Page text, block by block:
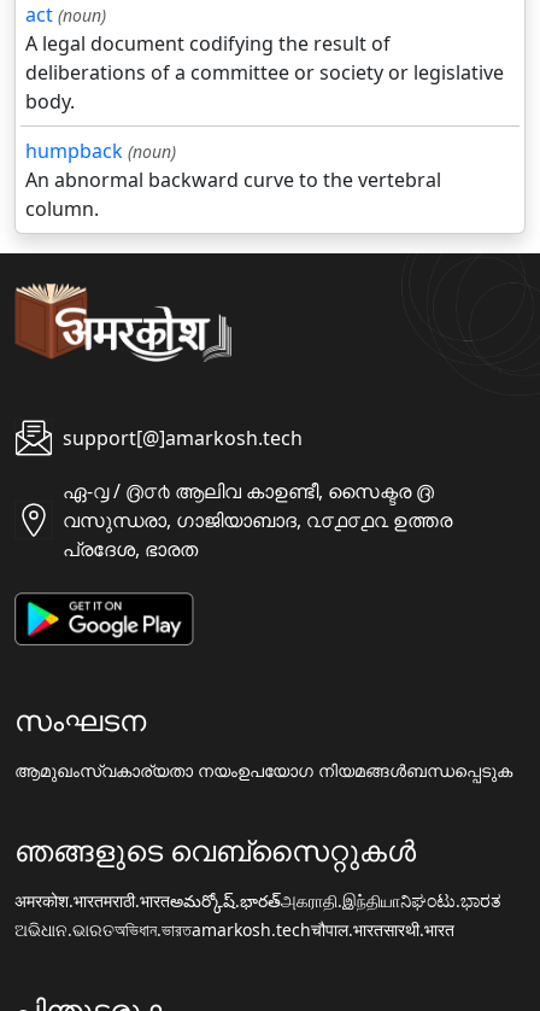
act (noun)
A legal document codifying the result of
deliberations of a committee or society or legislative
body.
humpback (noun)
An abnormal backward curve to the vertebral
column.
support[@]amarkosh.tech
ഏ-൮ / ൫൦൪ ആലിവ കാഉണ്ടീ, സൈക്ടര ൫
വസുന്ധരാ, ഗാജിയാബാദ, ൨൦൧൦൧൨ ഉത്തര
പ്രദേശ, ഭാരത
സംഘടന
ആമുഖംസ്വകാര്യതാ നയംഉപയോഗ നിയമങ്ങൾബന്ധപ്പെടുക
ഞങ്ങളുടെ വെബ്സൈറ്റുകൾ
अमरकोश.भारतमराठी.भारतఅమర్కోష్.భారత్அகராதி.இந்தியாನಿಘಂಟು.ಭಾರತ
ଅଭିଧାନ.ଭାରତঅভিধান.ভারতamarkosh.techचौपाल.भारतसारथी.भारत